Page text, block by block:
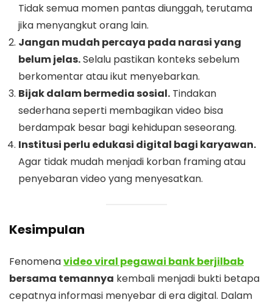
Tidak semua momen pantas diunggah, terutama
jika menyangkut orang lain.
Jangan mudah percaya pada narasi yang
belum jelas.Selalu pastikan konteks sebelum
berkomentar atau ikut menyebarkan.
Bijak dalam bermedia sosial. Tindakan
sederhana seperti membagikan video bisa
berdampak besar bagi kehidupan seseorang.
Institusi perlu edukasi digital bagi karyawan.
Agar tidak mudah menjadi korban framing atau
penyebaran video yang menyesatkan.
Kesimpulan
Fenomenavideo viral pegawai bank berjilbab
bersama temannya kembali menjadi bukti betapa
cepatnya informasi menyebar di era digital. Dalam